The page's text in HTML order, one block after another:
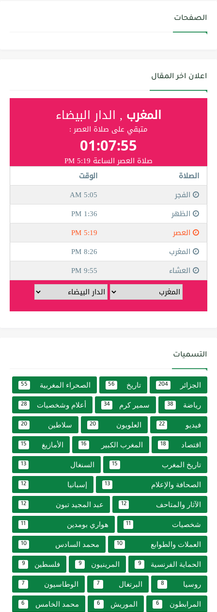
الصفحات
اعلان اخر المقال
التسميات
الجزائر 204 تاريخ 56 الصحراء المغربية 55
رياضة 38 سمير كرم 34 أعلام وشخصيات 28
فيديو 22 العلويون 20 سلاطين 20
اقتصاد 18 المغرب الكبير 16 الأمازيغ 15
تاريخ المغرب 15 السنغال 13
الصحافة والإعلام 13 إسبانيا 12
الآثار والمتاحف 12 عبد المجيد تبون 12
شخصيات 11 هواري بومدين 11
العملات والطوابع 10 محمد السادس 10
الحماية الفرنسية 9 المرينيون 9 فلسطين 9
روسيا 8 البرتغال 7 الوطاسيون 7
المرابطون 6 الموريش 6 محمد الخامس 6